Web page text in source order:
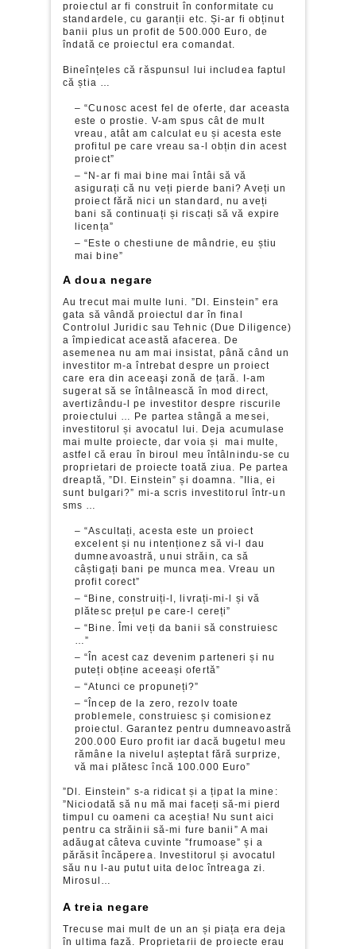
proiectul ar fi construit în conformitate cu
standardele, cu garanții etc. Și-ar fi obținut
banii plus un profit de 500.000 Euro, de
îndată ce proiectul era comandat.
Bineînțeles că răspunsul lui includea faptul
că știa …
– “Cunosc acest fel de oferte, dar aceasta
este o prostie. V-am spus cât de mult
vreau, atât am calculat eu și acesta este
profitul pe care vreau sa-l obțin din acest
proiect”
– “N-ar fi mai bine mai întâi să vă
asigurați că nu veți pierde bani? Aveți un
proiect fără nici un standard, nu aveți
bani să continuați și riscați să vă expire
licența”
– “Este o chestiune de mândrie, eu știu
mai bine”
A doua negare
Au trecut mai multe luni. ”Dl. Einstein” era
gata să vândă proiectul dar în final
Controlul Juridic sau Tehnic (Due Diligence)
a împiedicat această afacerea. De
asemenea nu am mai insistat, până când un
investitor m-a întrebat despre un proiect
care era din aceeaşi zonă de țară. I-am
sugerat să se întâlnească în mod direct,
avertizându-l pe investitor despre riscurile
proiectului … Pe partea stângă a mesei,
investitorul și avocatul lui. Deja acumulase
mai multe proiecte, dar voia și mai multe,
astfel că erau în biroul meu întâlnindu-se cu
proprietari de proiecte toată ziua. Pe partea
dreaptă, ”Dl. Einstein” și doamna. ”Ilia, ei
sunt bulgari?” mi-a scris investitorul într-un
sms …
– “Ascultați, acesta este un proiect
excelent și nu intenționez să vi-l dau
dumneavoastră, unui străin, ca să
câștigați bani pe munca mea. Vreau un
profit corect”
– “Bine, construiți-l, livrați-mi-l și vă
plătesc prețul pe care-l cereți”
– “Bine. Îmi veți da banii să construiesc
…”
– “În acest caz devenim parteneri și nu
puteți obține aceeași ofertă”
– “Atunci ce propuneți?”
– “Încep de la zero, rezolv toate
problemele, construiesc și comisionez
proiectul. Garantez pentru dumneavoastră
200.000 Euro profit iar dacă bugetul meu
rămâne la nivelul așteptat fără surprize,
vă mai plătesc încă 100.000 Euro”
”Dl. Einstein” s-a ridicat și a țipat la mine:
”Niciodată să nu mă mai faceți să-mi pierd
timpul cu oameni ca aceștia! Nu sunt aici
pentru ca străinii să-mi fure banii” A mai
adăugat câteva cuvinte ”frumoase” și a
părăsit încăperea. Investitorul și avocatul
său nu l-au putut uita deloc întreaga zi.
Mirosul…
A treia negare
Trecuse mai mult de un an și piața era deja
în ultima fază. Proprietarii de proiecte erau